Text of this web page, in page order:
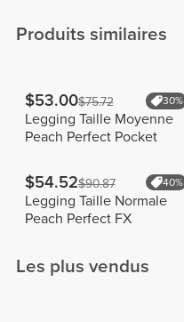
Produits similaires
$53.00$75.72 30%
Legging Taille Moyenne
Peach Perfect Pocket
$54.52$90.87 40%
Legging Taille Normale
Peach Perfect FX
Les plus vendus